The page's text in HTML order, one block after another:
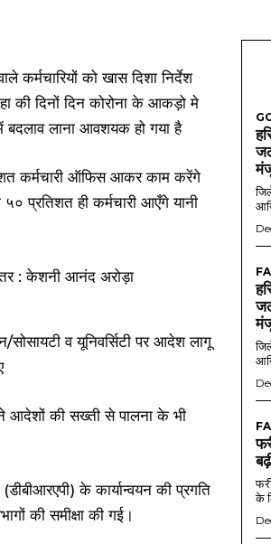
कर्मचारियों को खास दिशा निर्देश
की दिनों दिन कोरोना के आकड़ो मे
बदलाव लाना आवशयक हो गया है
कर्मचारी ऑफिस आकर काम करेंगे
प्रतिशत ही कर्मचारी आएँगे यानी
सोसायटी व यूनिवर्सिटी पर आदेश लागू
ने आदेशों की सख्ती से पालना के भी
के कार्यान्वयन की प्रगति
की समीक्षा की गई।
के